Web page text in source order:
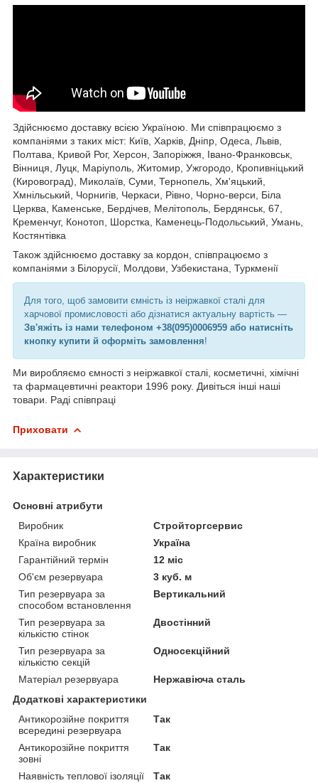
Здійснюємо доставку всією Україною. Ми співпрацюємо з
компаніями з таких міст: Київ, Харків, Дніпр, Одеса, Львів,
Полтава, Кривой Рог, Херсон, Запоріжжя, Івано-Франковськ,
Вінниця, Луцк, Маріуполь, Житомир, Ужгородо, Кропивніцький
(Кировоград), Миколаїв, Суми, Тернопель, Хм'яцький,
Хмнільський, Чорнигів, Черкаси, Рівно, Чорно-верси, Біла
Церква, Каменське, Бердічев, Мелітополь, Бердянськ, 67,
Кременчуг, Конотоп, Шорстка, Каменець-Подольський, Умань,
Костянтівка
Також здійснюємо доставку за кордон, співпрацюємо з
компаніями з Білорусії, Молдови, Узбекистана, Туркменії
Для того, щоб замовити ємність із неіржавкої сталі для
харчової промисловості або дізнатися актуальну вартість —
Зв'яжіть із нами телефоном +38(095)0006959 або натисніть
кнопку купити й оформіть замовлення!
Ми виробляємо ємності з неіржавкої сталі, косметичні, хімічні
та фармацевтичні реактори 1996 року. Дивіться інші наші
товари. Раді співпраці
Приховати
Характеристики
Основні атрибути
Виробник
Стройторгсервис
Країна виробник
Україна
Гарантійний термін
12 міс
Об'єм резервуара
3 куб. м
Тип резервуара за
способом встановлення
Вертикальний
Тип резервуара за
кількістю стінок
Двостінний
Тип резервуара за
кількістю секцій
Односекційний
Матеріал резервуара
Нержавіюча сталь
Додаткові характеристики
Антикорозійне покриття
всередині резервуара
Так
Антикорозійне покриття
зовні
Так
Наявність теплової ізоляції
Так